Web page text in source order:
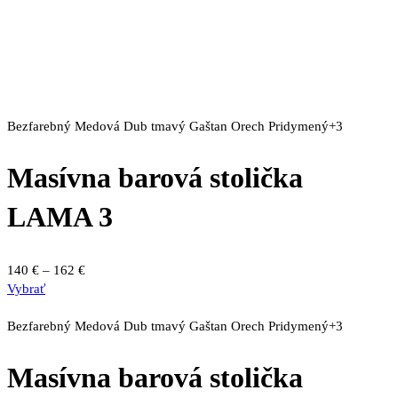
Bezfarebný Medová Dub tmavý Gaštan Orech Pridymený+3
Masívna barová stolička
LAMA 3
140 € – 162 €Price
through
VybraťTento
má
Možnosti
Bezfarebný Medová Dub tmavý Gaštan Orech Pridymený+3
Masívna barová stolička